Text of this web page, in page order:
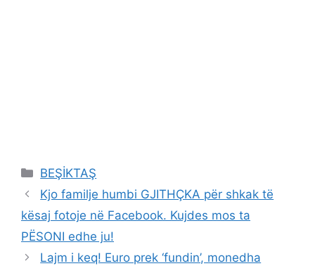
Categories
BEŞİKTAŞ
Kjo familje humbi GJITHÇKA për shkak të
kësaj fotoje në Facebook. Kujdes mos ta
PËSONI edhe ju!
Lajm i keq! Euro prek ‘fundin’, monedha